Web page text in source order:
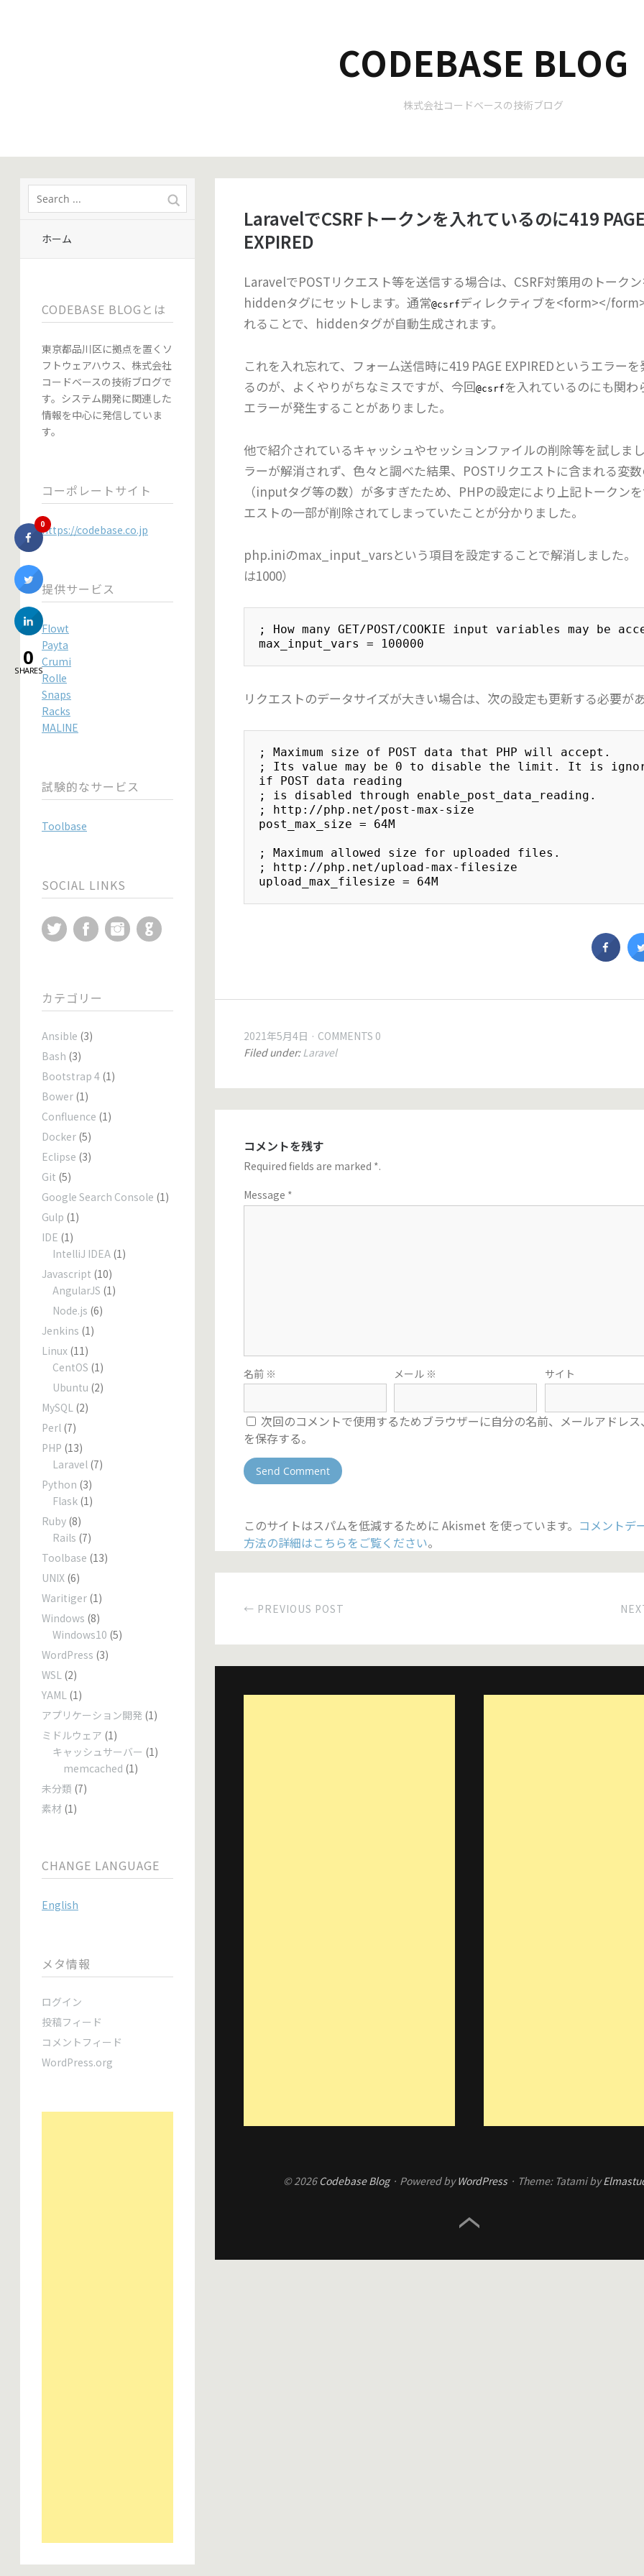
CODEBASE BLOG
株式会社コードベースの技術ブログ
ホーム
CODEBASE BLOGとは
東京都品川区に拠点を置くソ
フトウェアハウス、株式会社
コードベースの技術ブログで
す。システム開発に関連した
情報を中心に発信していま
す。
コーポレートサイト
https://codebase.co.jp
提供サービス
Flowt
Payta
Crumi
Rolle
Snaps
Racks
MALINE
試験的なサービス
Toolbase
SOCIAL LINKS
Twitter FacebookInstagram
カテゴリー
Ansible (3)
Bash (3)
Bootstrap 4 (1)
Bower (1)
Confluence (1)
Docker (5)
Eclipse (3)
Git (5)
Google Search Console (1)
Gulp (1)
IDE (1)
IntelliJ IDEA (1)
Javascript (10)
AngularJS (1)
Node.js (6)
Jenkins (1)
Linux (11)
CentOS (1)
Ubuntu (2)
MySQL (2)
Perl (7)
PHP (13)
Laravel (7)
Python (3)
Flask (1)
Ruby (8)
Rails (7)
Toolbase (13)
UNIX (6)
Waritiger (1)
Windows (8)
Windows10 (5)
WordPress (3)
WSL (2)
YAML (1)
アプリケーション開発 (1)
ミドルウェア (1)
キャッシュサーバー (1)
memcached (1)
未分類 (7)
素材 (1)
CHANGE LANGUAGE
English
メタ情報
ログイン
投稿フィード
コメントフィード
WordPress.org
LaravelでCSRFトークンを入れているのに419
EXPIRED
LaravelでPOSTリクエスト等を送信する場合は、CSRF対策用のトーク
hiddenタグにセットします。通常@csrfディレクティブを<form></
れることで、hiddenタグが自動生成されます。
これを入れ忘れて、フォーム送信時に419 PAGE EXPIREDというエラー
るのが、よくやりがちなミスですが、今回@csrf を入れているのにも関わ
エラーが発生することがありました。
他で紹介されているキャッシュやセッションファイルの削除等を試しま
ラーが解消されず、色々と調べた結果、POSTリクエストに含まれる変
（inputタグ等の数）が多すぎたため、PHPの設定により上記トークン
エストの一部が削除されてしまっていたことが分かりました。
php.iniのmax_input_varsという項目を設定することで解消しました。
は1000）
; How many GET/POST/COOKIE input variables may be
max_input_vars = 100000
リクエストのデータサイズが大きい場合は、次の設定も更新する必要が
; Maximum size of POST data that PHP will accept.
; Its value may be 0 to disable the limit. It is
if POST data reading
; is disabled through enable_post_data_reading.
; http://php.net/post-max-size
post_max_size = 64M
; Maximum allowed size for uploaded files.
; http://php.net/upload-max-filesize
upload_max_filesize = 64M
2021年5月4日
COMMENTS 0
Filed under:Laravel
コメントを残す
Required fields are marked *.
Message *
名前 ※ メール ※ サイト
次回のコメントで使用するためブラウザーに自分の名前、メールアドレ
を保存する。
このサイトはスパムを低減するために Akismet を使っています。 コメントデ
方法の詳細はこちらをご覧ください。
← PREVIOUS POST
© 2026 Codebase Blog Powered byWordPress Theme: Tatami by
0
0
SHARES